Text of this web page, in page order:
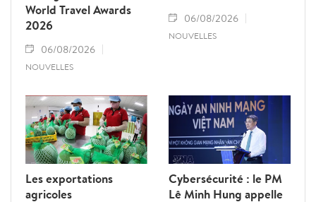
World Travel Awards
2026
06/08/2026
NOUVELLES
06/08/2026
NOUVELLES
Les exportations
agricoles
Cybersécurité : le PM
Lê Minh Hung appelle